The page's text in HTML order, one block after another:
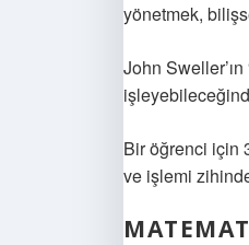
yönetmek,
John
Bir öğrenci için
ve işlemi